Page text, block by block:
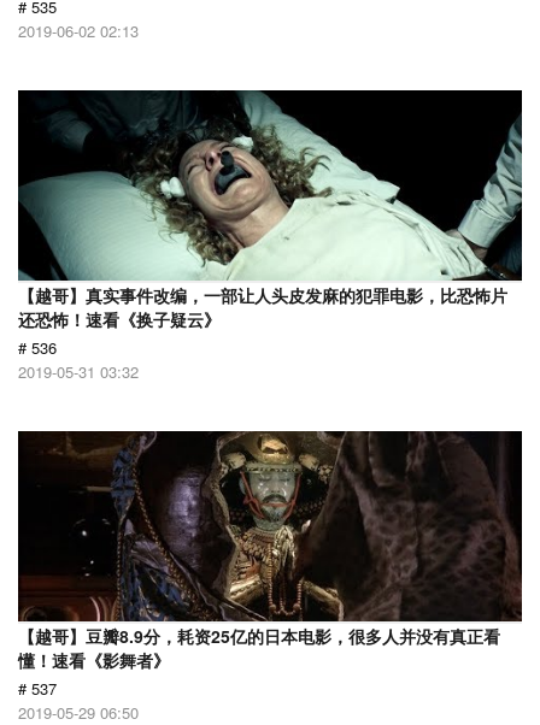
# 535
2019-06-02 02:13
【越哥】真实事件改编，一部让人头皮发麻的犯罪电影，比恐怖片
还恐怖！速看《换子疑云》
# 536
2019-05-31 03:32
【越哥】豆瓣8.9分，耗资25亿的日本电影，很多人并没有真正看
懂！速看《影舞者》
# 537
2019-05-29 06:50